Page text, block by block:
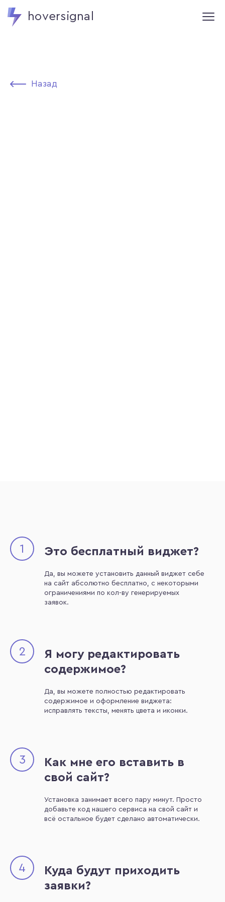
hoversignal
Назад
1 Это бесплатный виджет?
Да, вы можете установить данный виджет себе
на сайт абсолютно бесплатно, с некоторыми
ограничениями по кол-ву генерируемых
заявок.
2
Я могу редактировать
содержимое?
Да, вы можете полностью редактировать
содержимое и оформление виджета:
исправлять тексты, менять цвета и иконки.
3
Как мне его вставить в
свой сайт?
Установка занимает всего пару минут. Просто
добавьте код нашего сервиса на свой сайт и
всё остальное будет сделано автоматически.
4
Куда будут приходить
заявки?